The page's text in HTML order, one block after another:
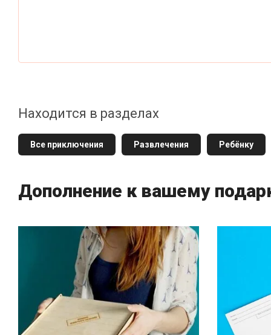
Находится в разделах
Все приключения Развлечения Ребёнку
Дополнение к вашему